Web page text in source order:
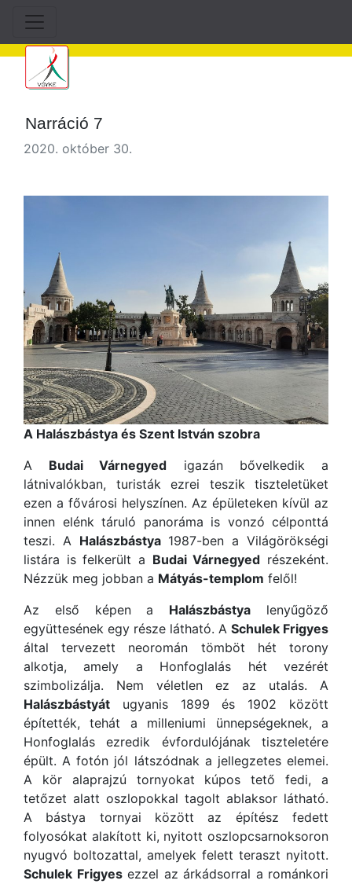
Narráció 7
2020. október 30.
A Halászbástya és Szent István szobra
A Budai Várnegyed igazán bővelkedik a
látnivalókban, turisták ezrei teszik tiszteletüket
ezen a fővárosi helyszínen. Az épületeken kívül az
innen elénk táruló panoráma is vonzó célponttá
teszi. A Halászbástya1987-ben a Világörökségi
listára is felkerült a Budai Várnegyed részeként.
Nézzük meg jobban a Mátyás-templom felől!
Az első képen a Halászbástya lenyűgöző
együttesének egy része látható. A Schulek Frigyes
által tervezett neoromán tömböt hét torony
alkotja, amely a Honfoglalás hét vezérét
szimbolizálja. Nem véletlen ez az utalás. A
Halászbástyát ugyanis 1899 és 1902 között
építették, tehát a milleniumi ünnepségeknek, a
Honfoglalás ezredik évfordulójának tiszteletére
épült. A fotón jól látszódnak a jellegzetes elemei.
A kör alaprajzú tornyokat kúpos tető fedi, a
tetőzet alatt oszlopokkal tagolt ablaksor látható.
A bástya tornyai között az építész fedett
folyosókat alakított ki, nyitott oszlopcsarnoksoron
nyugvó boltozattal, amelyek felett teraszt nyitott.
Schulek Frigyesezzel az árkádsorral a románkori